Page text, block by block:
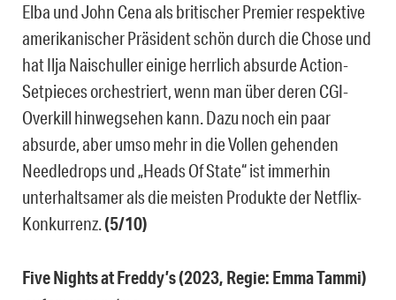
Elba und John Cena als britischer Premier respektive
amerikanischer Präsident schön durch die Chose und
hat Ilja Naischuller einige herrlich absurde Action-
Setpieces orchestriert, wenn man über deren CGI-
Overkill hinwegsehen kann. Dazu noch ein paar
absurde, aber umso mehr in die Vollen gehenden
Needledrops und „Heads Of State“ ist immerhin
unterhaltsamer als die meisten Produkte der Netflix-
Konkurrenz.(5/10)
Five Nights at Freddy’s (2023, Regie: Emma Tammi)